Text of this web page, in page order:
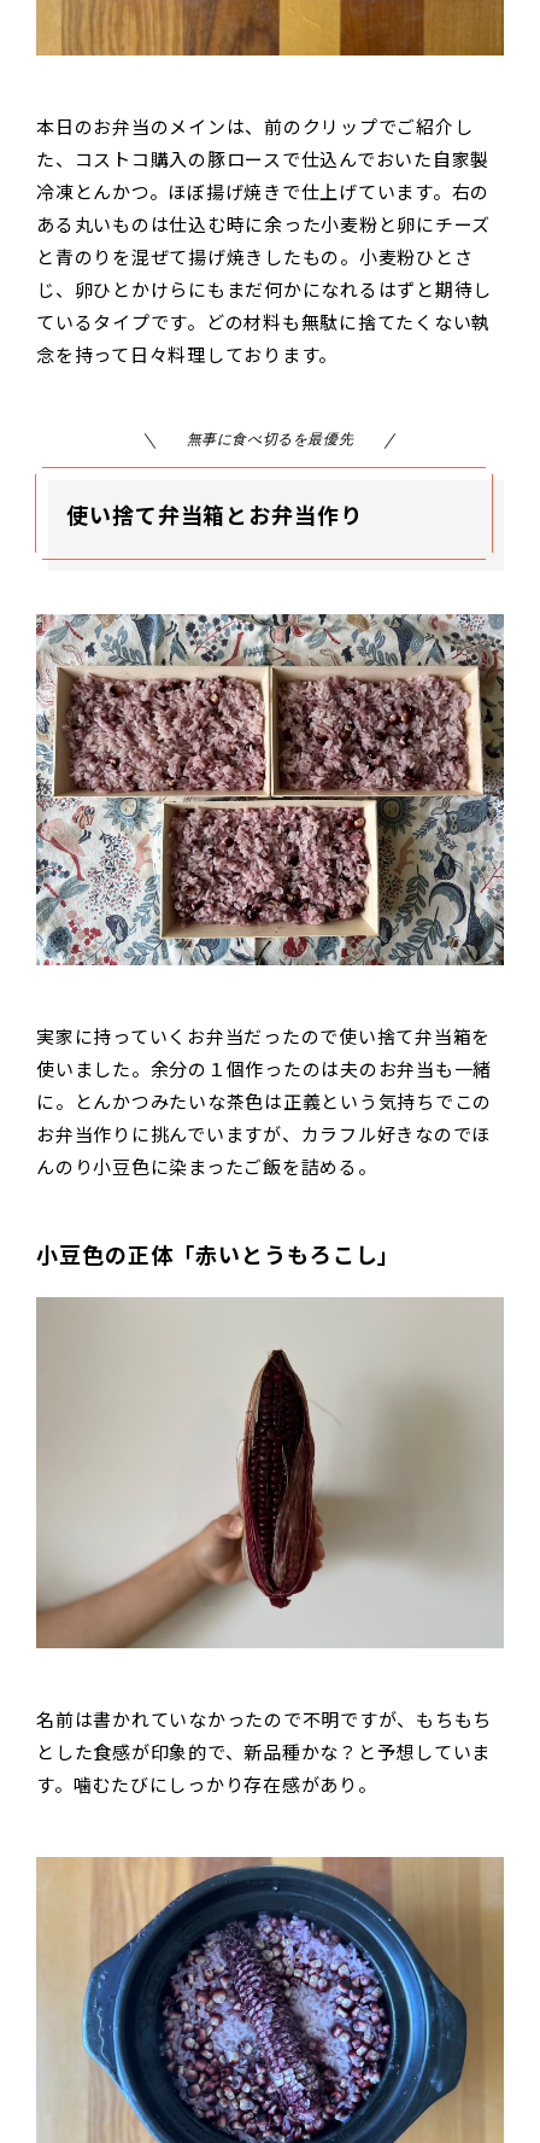
本日のお弁当のメインは、前のクリップでご紹介し
た、コストコ購入の豚ロースで仕込んでおいた自家製
冷凍とんかつ。ほぼ揚げ焼きで仕上げています。右の
ある丸いものは仕込む時に余った小麦粉と卵にチーズ
と青のりを混ぜて揚げ焼きしたもの。小麦粉ひとさ
じ、卵ひとかけらにもまだ何かになれるはずと期待し
ているタイプです。どの材料も無駄に捨てたくない執
念を持って日々料理しております。
無事に食べ切るを最優先
使い捨て弁当箱とお弁当作り
実家に持っていくお弁当だったので使い捨て弁当箱を
使いました。余分の１個作ったのは夫のお弁当も一緒
に。とんかつみたいな茶色は正義という気持ちでこの
お弁当作りに挑んでいますが、カラフル好きなのでほ
んのり小豆色に染まったご飯を詰める。
小豆色の正体「赤いとうもろこし」
名前は書かれていなかったので不明ですが、もちもち
とした食感が印象的で、新品種かな？と予想していま
す。噛むたびにしっかり存在感があり。